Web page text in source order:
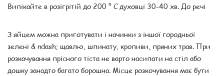
Випікайте в розігрітій до 200 ° С духовці 30-40 хв. До речі
З яйцем можна приготувати і начинки з іншої городньої
зелені & ndash; щавлю, шпинату, кропиви, пряних трав. При
розкачування прісного тіста не варто насипати на стіл або
дошку занадто багато борошна. Місце розкочування має бути